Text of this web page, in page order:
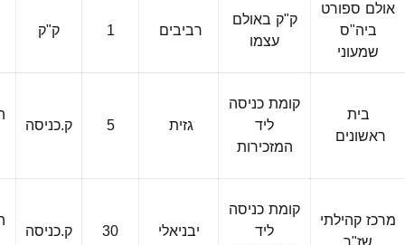
אולם ספורט
ביה"ס
שמעוני
ק"ק באולם
עצמו רביבים 1 ק"ק
בית
ראשונים
קומת כניסה
ליד
המזכירות
גזית 5 ק.כניסה
מרכז קהילתי קומת כניסה
ליד יבניאלי 30 ק.כניסה